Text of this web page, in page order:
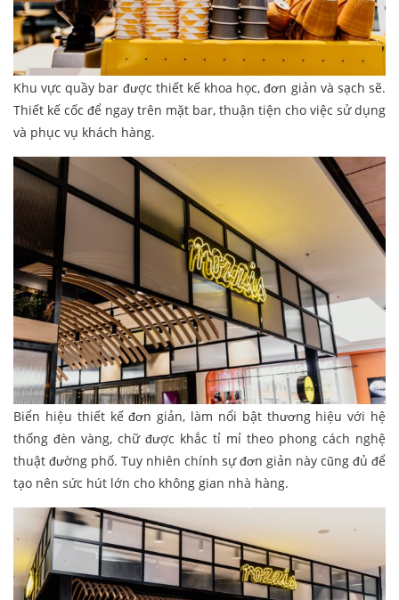
Khu vực quầy bar được thiết kế khoa học, đơn giản và sạch sẽ.
Thiết kế cốc để ngay trên mặt bar, thuận tiện cho việc sử dụng
và phục vụ khách hàng.
Biển hiệu thiết kế đơn giản, làm nổi bật thương hiệu với hệ
thống đèn vàng, chữ được khắc tỉ mỉ theo phong cách nghệ
thuật đường phố. Tuy nhiên chính sự đơn giản này cũng đủ để
tạo nên sức hút lớn cho không gian nhà hàng.